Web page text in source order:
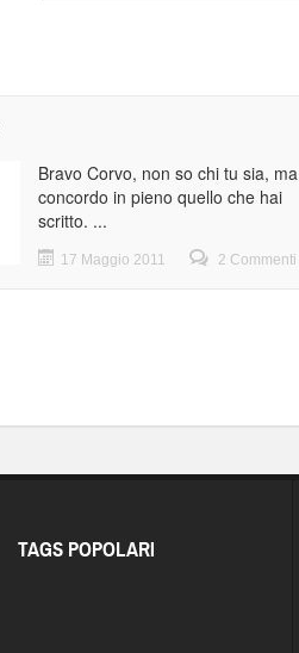
Bravo Corvo, non so chi tu sia, ma
concordo in pieno quello che hai
scritto. ...
17 Maggio 2011 2 Commenti
TAGS POPOLARI